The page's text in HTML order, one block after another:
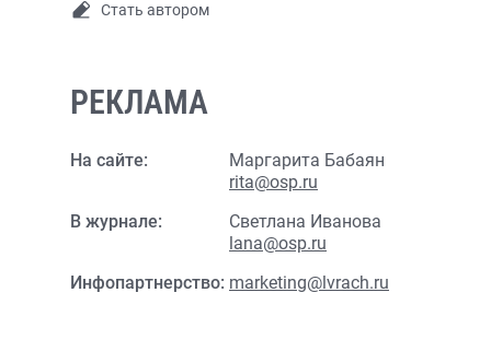
Стать автором
РЕКЛАМА
На сайте:
Маргарита Бабаян
rita@osp.ru
В журнале:
Светлана Иванова
lana@osp.ru
Инфопартнерство: marketing@lvrach.ru